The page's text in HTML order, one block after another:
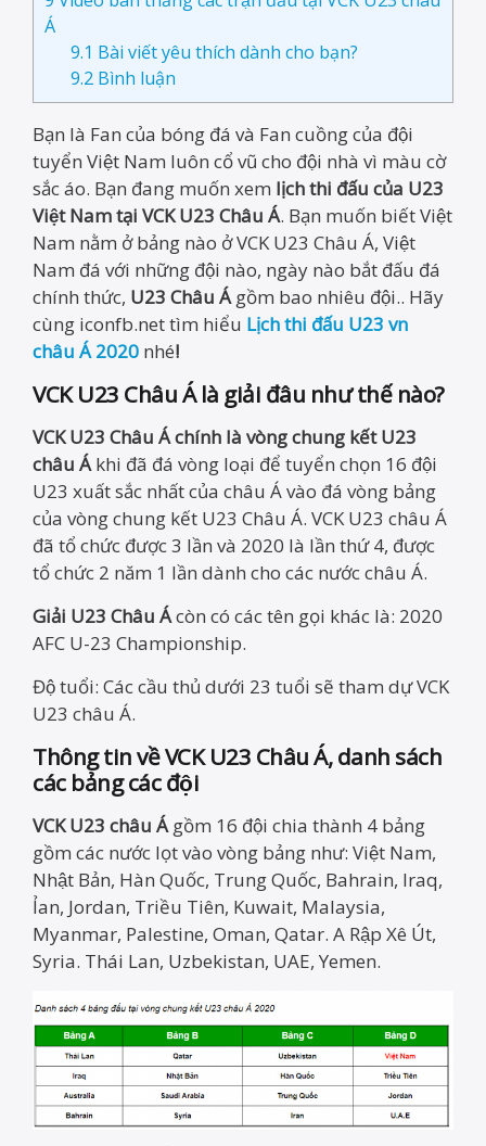
Á
9.1 Bài viết yêu thích dành cho bạn?
9.2 Bình luận
Bạn là Fan của bóng đá và Fan cuồng của đội
tuyển Việt Nam luôn cổ vũ cho đội nhà vì màu cờ
sắc áo. Bạn đang muốn xem lịch thi đấu của U23
Việt Nam tại VCK U23 Châu Á. Bạn muốn biết Việt
Nam nằm ở bảng nào ở VCK U23 Châu Á, Việt
Nam đá với những đội nào, ngày nào bắt đấu đá
chính thức, U23 Châu Ágồm bao nhiêu đội.. Hãy
cùng iconfb.net tìm hiểu Lịch thi đấu U23 vn
châu Á 2020 nhé!
VCK U23 Châu Á là giải đâu như thế nào?
VCK U23 Châu Á chính là vòng chung kết U23
châu Ákhi đã đá vòng loại để tuyển chọn 16 đội
U23 xuất sắc nhất của châu Á vào đá vòng bảng
của vòng chung kết U23 Châu Á. VCK U23 châu Á
đã tổ chức được 3 lần và 2020 là lần thứ 4, được
tổ chức 2 năm 1 lần dành cho các nước châu Á.
Giải U23 Châu Ácòn có các tên gọi khác là: 2020
AFC U-23 Championship.
Độ tuổi: Các cầu thủ dưới 23 tuổi sẽ tham dự VCK
U23 châu Á.
Thông tin về VCK U23 Châu Á, danh sách
các bảng các đội
VCK U23 châu Ágồm 16 đội chia thành 4 bảng
gồm các nước lọt vào vòng bảng như: Việt Nam,
Nhật Bản, Hàn Quốc, Trung Quốc, Bahrain, Iraq,
Ỉan, Jordan, Triều Tiên, Kuwait, Malaysia,
Myanmar, Palestine, Oman, Qatar. A Rập Xê Út,
Syria. Thái Lan, Uzbekistan, UAE, Yemen.